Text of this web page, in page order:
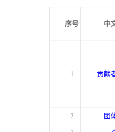
序号 中
1 贡献
2 团